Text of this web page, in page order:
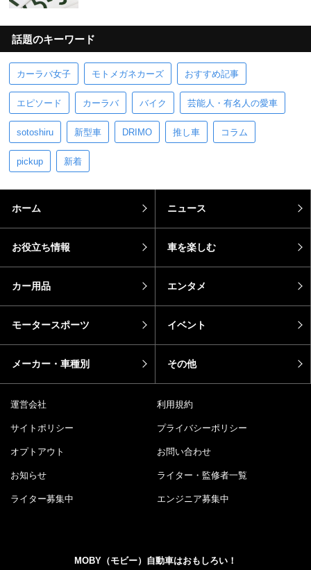
話題のキーワード
カーラバ女子 モトメガネカーズ おすすめ記事
エピソード カーラバ バイク 芸能人・有名人の愛車
sotoshiru 新型車 DRIMO 推し車 コラム
pickup 新着
ホーム ニュース
お役立ち情報 車を楽しむ
カー用品 エンタメ
モータースポーツ イベント
メーカー・車種別 その他
運営会社 利用規約
サイトポリシー プライバシーポリシー
オプトアウト お問い合わせ
お知らせ ライター・監修者一覧
ライター募集中 エンジニア募集中
MOBY（モビー）自動車はおもしろい！